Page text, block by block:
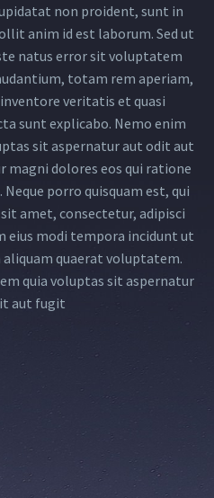
non proident, sunt in
anim id est laborum. Sed ut
natus error sit voluptatem
totam rem aperiam,
veritatis et quasi
sunt explicabo. Nemo enim
sit aspernatur aut odit aut
magni dolores eos qui ratione
porro quisquam est, qui
amet, consectetur, adipisci
eius modi tempora incidunt ut
quaerat voluptatem.
quia voluptas sit aspernatur
aut fugit